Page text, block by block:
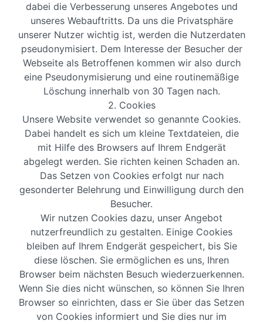
dabei die Verbesserung unseres Angebotes und
unseres Webauftritts. Da uns die Privatsphäre
unserer Nutzer wichtig ist, werden die Nutzerdaten
pseudonymisiert. Dem Interesse der Besucher der
Webseite als Betroffenen kommen wir also durch
eine Pseudonymisierung und eine routinemäßige
Löschung innerhalb von 30 Tagen nach.
2. Cookies
Unsere Website verwendet so genannte Cookies.
Dabei handelt es sich um kleine Textdateien, die
mit Hilfe des Browsers auf Ihrem Endgerät
abgelegt werden. Sie richten keinen Schaden an.
Das Setzen von Cookies erfolgt nur nach
gesonderter Belehrung und Einwilligung durch den
Besucher.
Wir nutzen Cookies dazu, unser Angebot
nutzerfreundlich zu gestalten. Einige Cookies
bleiben auf Ihrem Endgerät gespeichert, bis Sie
diese löschen. Sie ermöglichen es uns, Ihren
Browser beim nächsten Besuch wiederzuerkennen.
Wenn Sie dies nicht wünschen, so können Sie Ihren
Browser so einrichten, dass er Sie über das Setzen
von Cookies informiert und Sie dies nur im